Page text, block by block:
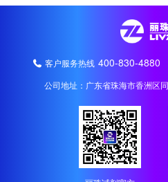
客户服务热线 400-830-4880
公司地址：广东省珠海市香洲区